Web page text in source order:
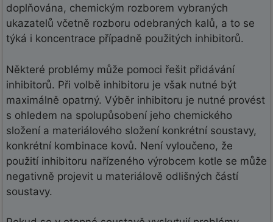
doplňována, chemickým rozborem vybraných
ukazatelů včetně rozboru odebraných kalů, a to se
týká i koncentrace případně použitých inhibitorů.
Některé problémy může pomoci řešit přidávání
inhibitorů. Při volbě inhibitoru je však nutné být
maximálně opatrný. Výběr inhibitoru je nutné provést
s ohledem na spolupůsobení jeho chemického
složení a materiálového složení konkrétní soustavy,
konkrétní kombinace kovů. Není vyloučeno, že
použití inhibitoru nařízeného výrobcem kotle se může
negativně projevit u materiálově odlišných částí
soustavy.